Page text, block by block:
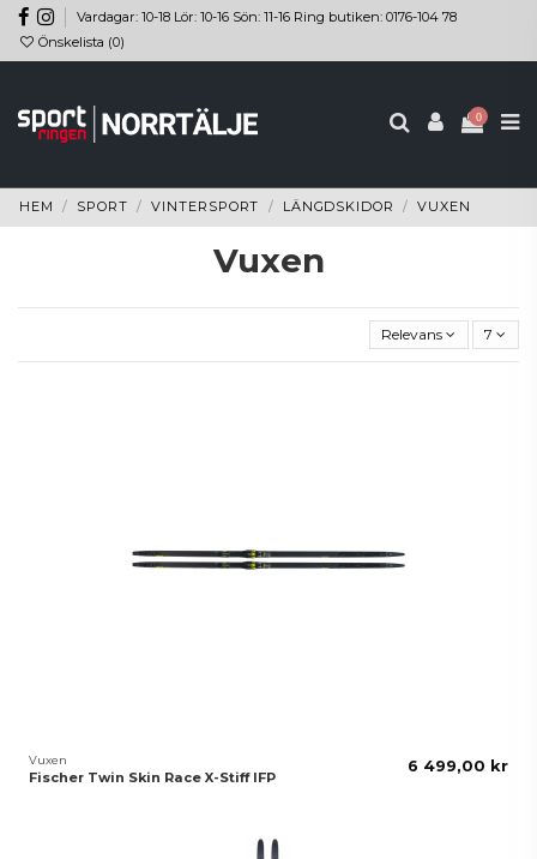
Vardagar: 10-18 Lör: 10-16 Sön: 11-16 Ring butiken: 0176-104 78
Önskelista (0)
0
HEM SPORT VINTERSPORT LÄNGDSKIDOR VUXEN
Vuxen
Relevans 7
Vuxen
Fischer Twin Skin Race X-Stiff IFP
6 499,00 kr